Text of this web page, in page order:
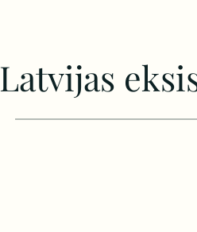
Latvijas